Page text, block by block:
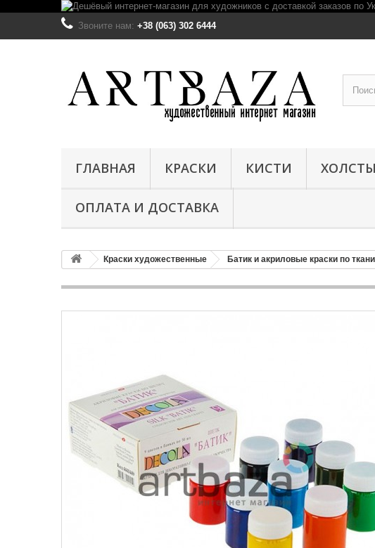
Звоните нам: +38 (063) 302 6444
ГЛАВНАЯ КРАСКИ КИСТИ
ОПЛАТА И ДОСТАВКА
Краски художественные Батик и акриловые краски по ткани